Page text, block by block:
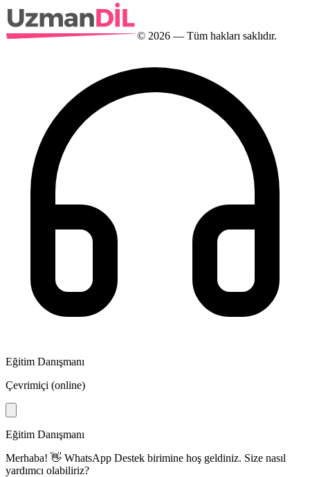
© 2026 — Tüm hakları saklıdır.
Eğitim Danışmanı
Çevrimiçi (online)
Eğitim Danışmanı
Merhaba! 👋 WhatsApp Destek birimine hoş geldiniz. Size nasıl
yardımcı olabiliriz?